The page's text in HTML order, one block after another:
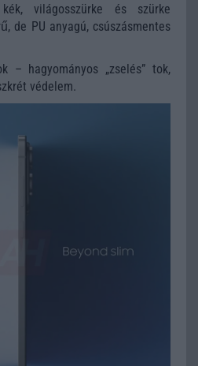
világosszürke és szürke
de PU anyagú, csúszásmentes
– hagyományos „zselés” tok,
védelem.